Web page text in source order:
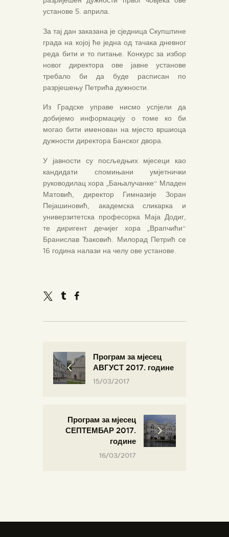
установе 5. априла.
За тај дан заказана је сједница Скупштине
града на којој ће једна од тачака дневног
реда бити и то питање. Конкурс за избор
новог директора ове јавне установе
требало би да буде расписан по
разрјешењу Петрића дужности.
Из Градске управе нисмо успјели да
добијемо информацију о томе ко би
могао бити именован на мјесто вршиоца
дужности директора Банског двора.
У јавности су посљедњих мјесеци као
кандидати спомињани умјетнички
руководилац хора „Бањалучанке“ Младен
Матовић, директор Гимназије Зоран
Пејашиновић, академска сликарка и
универзитетска професорка Маја Додиг,
те диригент дечијег хора „Врапчићи“
Бранислав Ђаковић. Милорад Петрић се
16 година налази на челу ове установе.
Програм за мјесец
АВГУСТ 2017. године
15/03/2017
Програм за мјесец
СЕПТЕМБАР 2017.
године
16/03/2017